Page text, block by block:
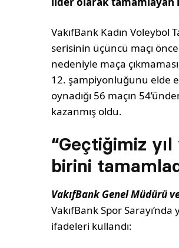
VakıfBank Kadın Voleybol
serisinin üçüncü maçı
nedeniyle maça
12. şampiyonluğunu elde
oynadığı 56 maçın
kazanmış oldu.
“Geçtiğimiz
birini
VakıfBank Genel Müdürü
VakıfBank Spor
ifadeleri kullandı: